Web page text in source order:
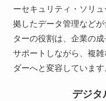
ーセキュリティ・ソリ
拠したデータ管理など
ターの役割は、企業の
サポートしながら、複
ダーへと変容しています
デジタ